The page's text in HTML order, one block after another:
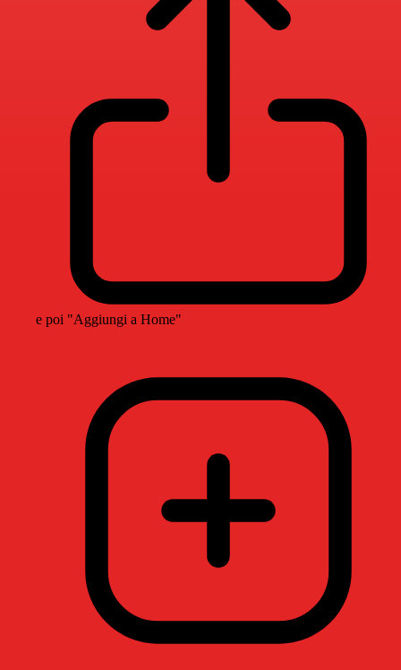
e poi "Aggiungi a Home"